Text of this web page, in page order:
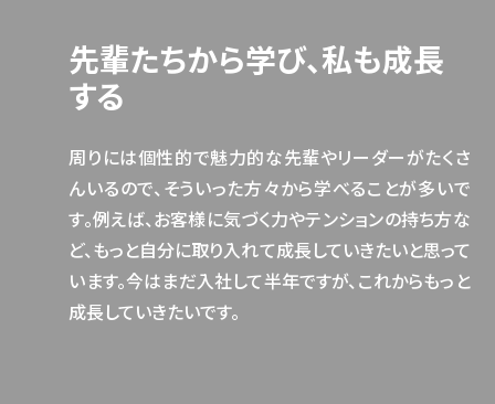
先輩たちから学び、私も成長
する
周りには個性的で魅力的な先輩やリーダーがたくさ
んいるので、そういった方々から学べることが多いで
す。例えば、お客様に気づく力やテンションの持ち方な
ど、もっと自分に取り入れて成長していきたいと思って
います。今はまだ入社して半年ですが、これからもっと
成長していきたいです。